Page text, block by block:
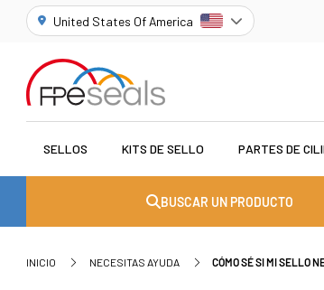
United States Of America
SELLOS KITS DE SELLO PARTES DE
BUSCAR UN PRODUCTO
INICIO NECESITAS AYUDA CÓMO SÉ SI MI SELLO